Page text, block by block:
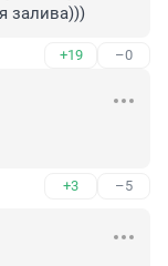
залива)))
+19 –0
+3 –5